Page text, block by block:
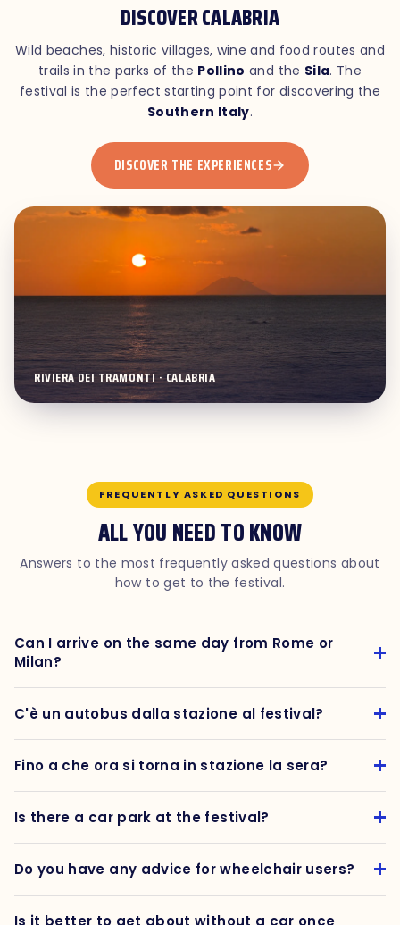
DISCOVER CALABRIA
Wild beaches, historic villages, wine and food routes and
trails in the parks of the Pollino and the Sila. The
festival is the perfect starting point for discovering the
Southern Italy.
DISCOVER THE EXPERIENCES
RIVIERA DEI TRAMONTI · CALABRIA
FREQUENTLY ASKED QUESTIONS
ALL YOU NEED TO KNOW
Answers to the most frequently asked questions about
how to get to the festival.
Can I arrive on the same day from Rome or
Milan?
C'è un autobus dalla stazione al festival?
Fino a che ora si torna in stazione la sera?
Is there a car park at the festival?
Do you have any advice for wheelchair users?
Is it better to get about without a car once